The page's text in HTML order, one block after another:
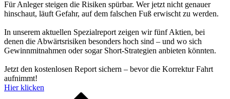
Für Anleger steigen die Risiken spürbar. Wer jetzt nicht genauer
hinschaut, läuft Gefahr, auf dem falschen Fuß erwischt zu werden.
In unserem aktuellen Spezialreport zeigen wir fünf Aktien, bei
denen die Abwärtsrisiken besonders hoch sind – und wo sich
Gewinnmitnahmen oder sogar Short-Strategien anbieten könnten.
Jetzt den kostenlosen Report sichern – bevor die Korrektur Fahrt
aufnimmt!
Hier klicken